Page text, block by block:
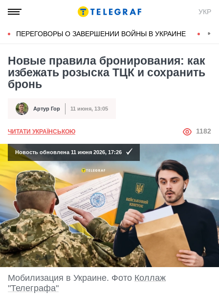
УКР
ПЕРЕГОВОРЫ О ЗАВЕРШЕНИИ ВОЙНЫ В УКРАИНЕ
Новые правила бронирования: как
избежать розыска ТЦК и сохранить
бронь
Автор Артур Гор
Дата публикации 11 июня, 13:05
ЧИТАТИ УКРАЇНСЬКОЮ АВТОР
1182
Новость обновлена 11 июня 2026, 17:26
Мобилизация в Украине. Фото Коллаж
"Телеграфа"